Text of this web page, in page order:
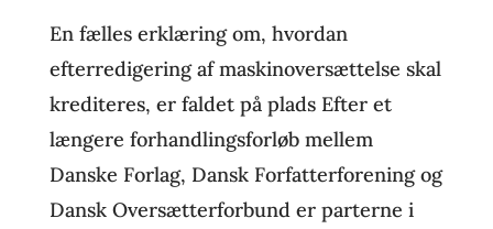
En fælles erklæring om, hvordan
efterredigering af maskinoversættelse skal
krediteres, er faldet på plads Efter et
længere forhandlingsforløb mellem
Danske Forlag, Dansk Forfatterforening og
Dansk Oversætterforbund er parterne i